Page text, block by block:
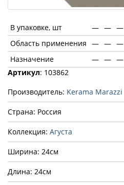
В упаковке, шт — — —
Область применения — — —
Назначение
— — —
Артикул: 103862
Производитель: Kerama Marazzi
Страна: Россия
Коллекция: Агуста
Ширина: 24см
Длина: 24см